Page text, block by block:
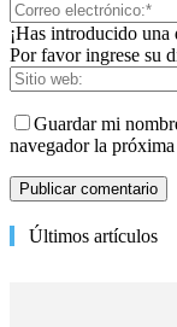
¡Has introducido
Por favor ingrese su
Guardar mi
navegador la
Últimos artículos